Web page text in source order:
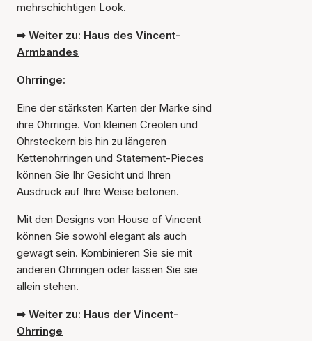
mehrschichtigen Look.
➡ Weiter zu: Haus des Vincent-
Armbandes
Ohrringe:
Eine der stärksten Karten der Marke sind
ihre Ohrringe. Von kleinen Creolen und
Ohrsteckern bis hin zu längeren
Kettenohrringen und Statement-Pieces
können Sie Ihr Gesicht und Ihren
Ausdruck auf Ihre Weise betonen.
Mit den Designs von House of Vincent
können Sie sowohl elegant als auch
gewagt sein. Kombinieren Sie sie mit
anderen Ohrringen oder lassen Sie sie
allein stehen.
➡ Weiter zu: Haus der Vincent-
Ohrringe